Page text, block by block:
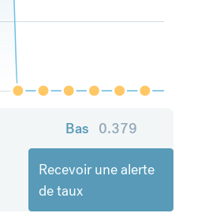
Bas 0.379
Recevoir une alerte
de taux